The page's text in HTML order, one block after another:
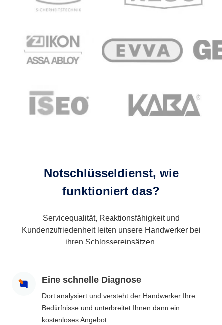
Notschlüsseldienst, wie
funktioniert das?
Servicequalität, Reaktionsfähigkeit und
Kundenzufriedenheit leiten unsere Handwerker bei
ihren Schlossereinsätzen.
Eine schnelle Diagnose
Dort analysiert und versteht der Handwerker Ihre
Bedürfnisse und unterbreitet Ihnen dann ein
kostenloses Angebot.